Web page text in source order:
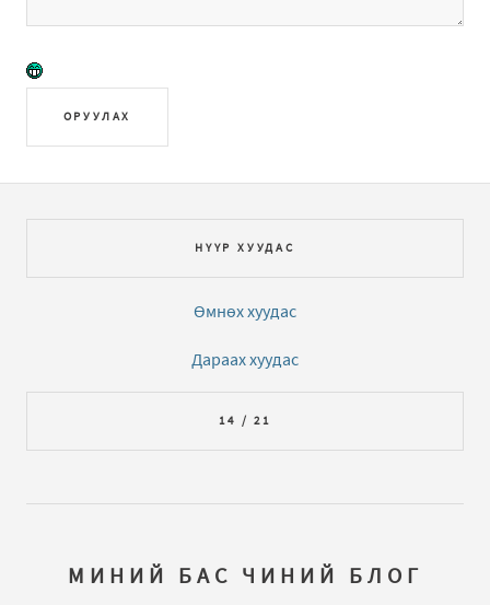
ОРУУЛАХ
НҮҮР ХУУДАС
Өмнөх хуудас
Дараах хуудас
14 / 21
МИНИЙ БАС ЧИНИЙ БЛОГ